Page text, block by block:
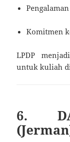
Komitmen
LPDP
untuk kuliah
6.